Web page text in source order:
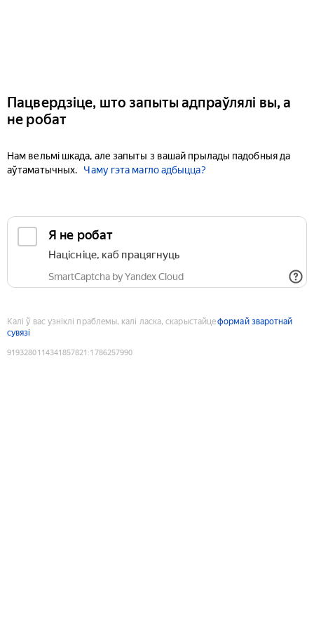
Пацвердзіце, што запыты адпраўлялі вы, а
не робат
Нам вельмі шкада, але запыты з вашай прылады падобныя да
аўтаматычных.
Чаму гэта магло адбыцца?
Я не робат
Націсніце, каб працягнуць
SmartCaptcha by Yandex Cloud
Калі ў вас узніклі праблемы, калі ласка, скарыстайцеформай зваротнай
сувязі
9193280114341857821 :1786257990